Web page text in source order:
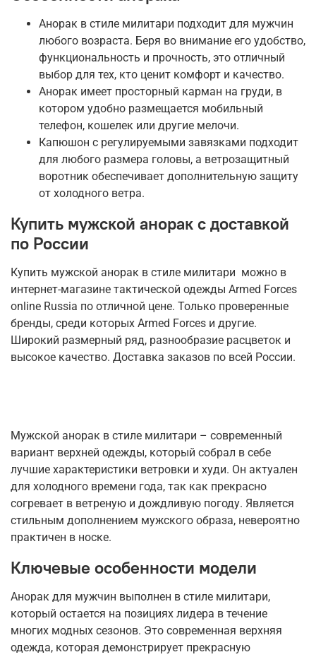
Анорак в стиле милитари подходит для мужчин
любого возраста. Беря во внимание его удобство,
функциональность и прочность, это отличный
выбор для тех, кто ценит комфорт и качество.
Анорак имеет просторный карман на груди, в
котором удобно размещается мобильный
телефон, кошелек или другие мелочи.
Капюшон с регулируемыми завязками подходит
для любого размера головы, а ветрозащитный
воротник обеспечивает дополнительную защиту
от холодного ветра.
Купить мужской анорак с доставкой
по России
Купить мужской анорак в стиле милитари можно в
интернет-магазине тактической одежды Armed Forces
online Russia по отличной цене. Только проверенные
бренды, среди которых Armed Forces и другие.
Широкий размерный ряд, разнообразие расцветок и
высокое качество. Доставка заказов по всей России.
Мужской анорак в стиле милитари – современный
вариант верхней одежды, который собрал в себе
лучшие характеристики ветровки и худи. Он актуален
для холодного времени года, так как прекрасно
согревает в ветреную и дождливую погоду. Является
стильным дополнением мужского образа, невероятно
практичен в носке.
Ключевые особенности модели
Анорак для мужчин выполнен в стиле милитари,
который остается на позициях лидера в течение
многих модных сезонов. Это современная верхняя
одежда, которая демонстрирует прекрасную